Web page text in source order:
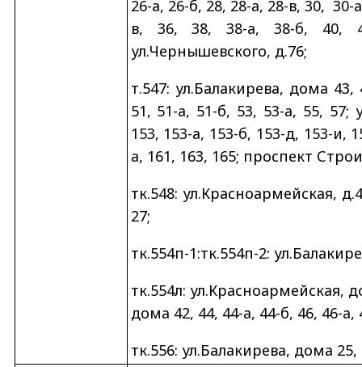
26-а, 26-б, 28, 28-а, 28-в, 30, 30-
в, 36, 38, 38-а, 38-б, 40,
ул.Чернышевского, д.76;
т.547: ул.Балакирева, дома 43,
51, 51-а, 51-б, 53, 53-а, 55, 57;
153, 153-а, 153-б, 153-д, 153-и,
а, 161, 163, 165; проспект
тк.548: ул.Красноармейская,
27;
тк.554п-1:тк.554п-2:
тк.554л: ул.Красноармейская,
дома 42, 44, 44-а, 44-б, 46, 46-а,
тк.556: ул.Балакирева, дома 25,